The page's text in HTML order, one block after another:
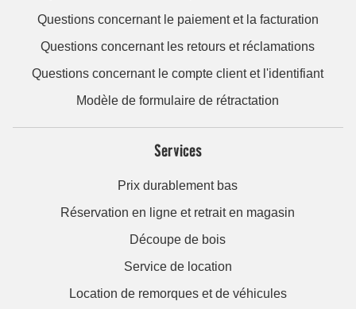
Questions concernant le paiement et la facturation
Questions concernant les retours et réclamations
Questions concernant le compte client et l'identifiant
Modèle de formulaire de rétractation
Services
Prix durablement bas
Réservation en ligne et retrait en magasin
Découpe de bois
Service de location
Location de remorques et de véhicules